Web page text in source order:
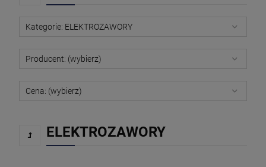
Kategorie: ELEKTROZAWORY
Producent: (wybierz)
Cena: (wybierz)
ELEKTROZAWORY